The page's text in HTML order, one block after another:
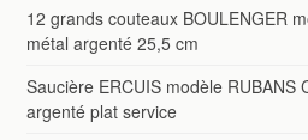
12 grands couteaux BOULENGER
métal argenté 25,5 cm
Saucière ERCUIS modèle RUBANS
argenté plat service